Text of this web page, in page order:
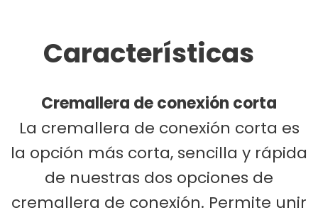
Características
Cremallera de conexión corta
La cremallera de conexión corta es
la opción más corta, sencilla y rápida
de nuestras dos opciones de
cremallera de conexión. Permite unir